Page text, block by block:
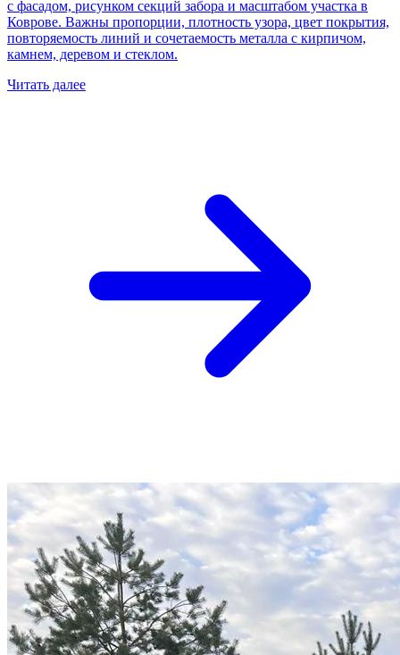
с фасадом, рисунком секций забора и масштабом участка в
Коврове. Важны пропорции, плотность узора, цвет покрытия,
повторяемость линий и сочетаемость металла с кирпичом,
камнем, деревом и стеклом.
Читать далее